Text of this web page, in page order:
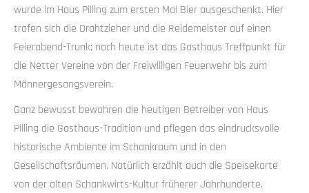
wurde im Haus Pilling zum ersten Mal Bier ausgeschenkt. Hier
trafen sich die Drahtzieher und die Reidemeister auf einen
Feierabend-Trunk; noch heute ist das Gasthaus Treffpunkt für
die Netter Vereine von der Freiwilligen Feuerwehr bis zum
Männergesangsverein.
Ganz bewusst bewahren die heutigen Betreiber von Haus
Pilling die Gasthaus-Tradition und pflegen das eindrucksvolle
historische Ambiente im Schankraum und in den
Gesellschaftsräumen. Natürlich erzählt auch die Speisekarte
von der alten Schankwirts-Kultur früherer Jahrhunderte.